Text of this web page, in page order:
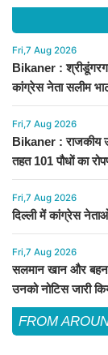
Fri,7 Aug 2026
Bikaner :
कांग्रेस नेता सलीम
Fri,7 Aug 2026
Bikaner : राजकीय
तहत 101 पौधों का
Fri,7 Aug 2026
दिल्ली में कांग्रेस
Fri,7 Aug 2026
सलमान खान और बहन
उनको नोटिस जारी
FROM